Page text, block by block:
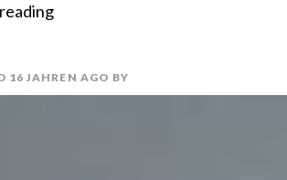
i
16 JAHREN AGO BY